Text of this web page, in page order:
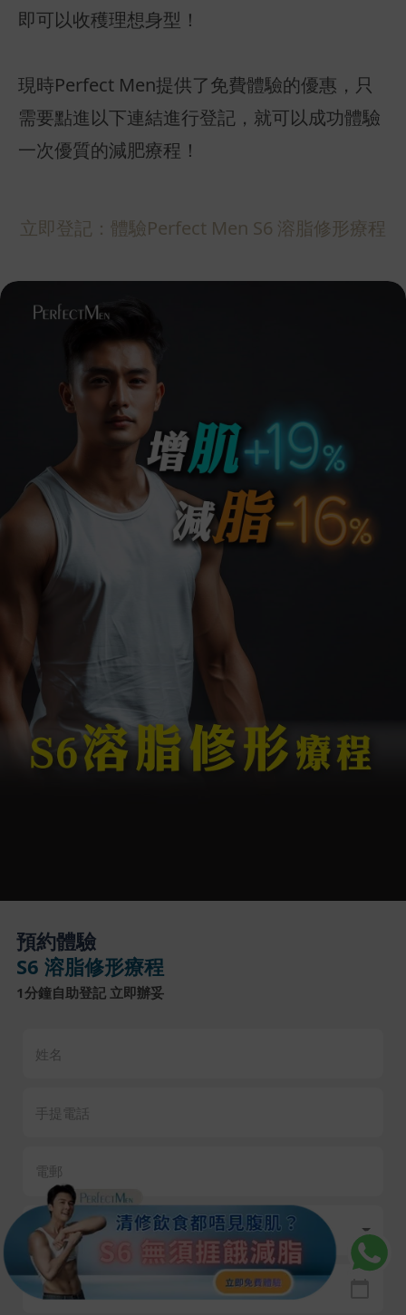
即可以收穫理想身型！
現時Perfect Men提供了免費體驗的優惠，只
需要點進以下連結進行登記，就可以成功體驗
一次優質的減肥療程！
立即登記：體驗Perfect Men S6 溶脂修形療程
預約體驗
S6 溶脂修形療程
1分鐘自助登記 立即辦妥